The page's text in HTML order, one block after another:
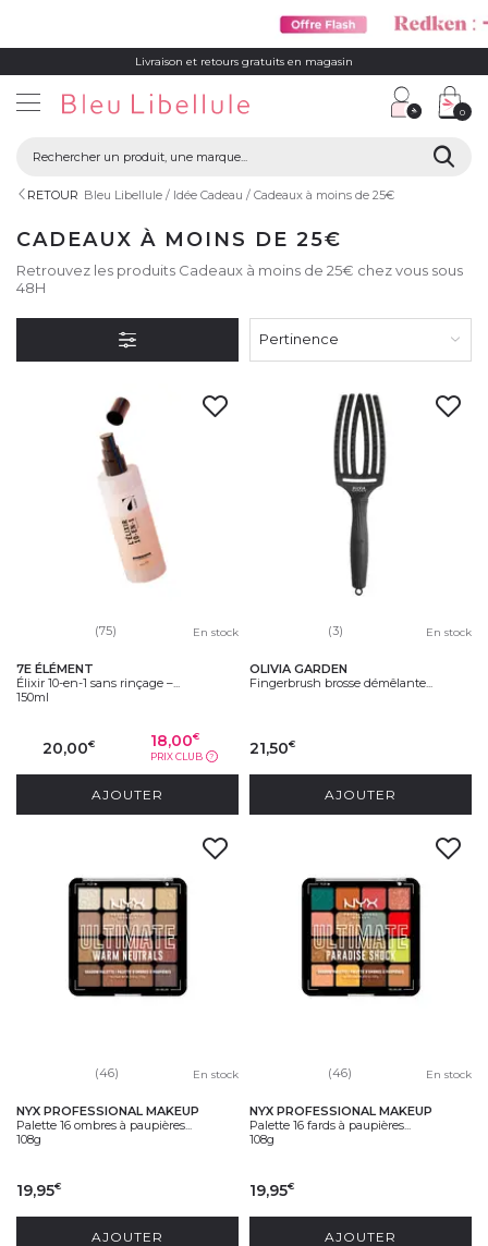
Livraison et retours gratuits en magasin
0
RETOUR Bleu Libellule Idée Cadeau Cadeaux à moins de 25€
CADEAUX À MOINS DE 25€
Retrouvez les produits Cadeaux à moins de 25€ chez vous sous
48H
Pertinence
(75) En stock
7E ÉLÉMENT
Élixir 10-en-1 sans rinçage –...
150ml
20,00€ 18,00€
PRIX CLUB ?
AJOUTER
(3) En stock
OLIVIA GARDEN
Fingerbrush brosse démêlante...
21,50€
AJOUTER
(46) En stock
NYX PROFESSIONAL MAKEUP
Palette 16 ombres à paupières...
108g
19,95€
AJOUTER
(46) En stock
NYX PROFESSIONAL MAKEUP
Palette 16 fards à paupières...
108g
19,95€
AJOUTER